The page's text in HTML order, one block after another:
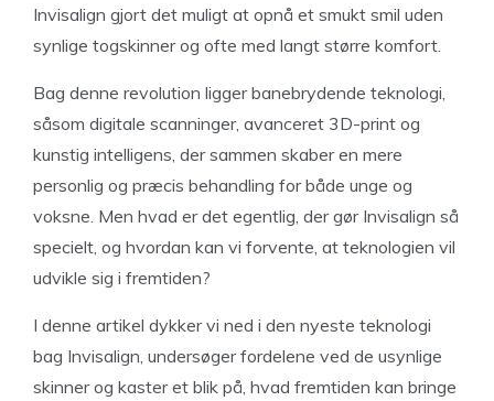
Invisalign gjort det muligt at opnå et smukt smil uden
synlige togskinner og ofte med langt større komfort.
Bag denne revolution ligger banebrydende teknologi,
såsom digitale scanninger, avanceret 3D-print og
kunstig intelligens, der sammen skaber en mere
personlig og præcis behandling for både unge og
voksne. Men hvad er det egentlig, der gør Invisalign så
specielt, og hvordan kan vi forvente, at teknologien vil
udvikle sig i fremtiden?
I denne artikel dykker vi ned i den nyeste teknologi
bag Invisalign, undersøger fordelene ved de usynlige
skinner og kaster et blik på, hvad fremtiden kan bringe